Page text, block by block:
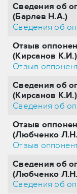
Сведения об
(Барлев Н.А.)
Сведения об
Отзыв
(Кирсанов К.И.)
Отзыв
Сведения об
(Кирсанов К.И.)
Сведения об
Отзыв
(Любченко
Отзыв
Сведения об
(Любченко
Сведения об